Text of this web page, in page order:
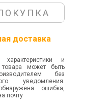
доставка
характеристики и
может быть
без
уведомления.
ошибка,
почту